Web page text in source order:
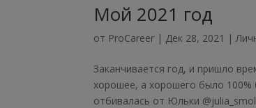
Мой 2021 год
от ProCareer | Дек 28, 2021 |
Заканчивается год, и пришло
хорошее, а хорошего было 100%
отбивалась от Юльки